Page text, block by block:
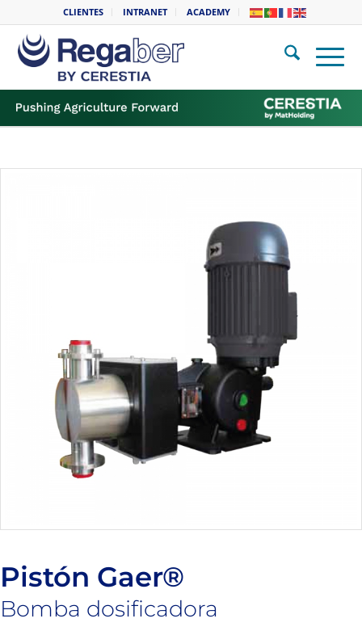
CLIENTES INTRANET ACADEMY
Pistón Gaer®
Bomba dosificadora